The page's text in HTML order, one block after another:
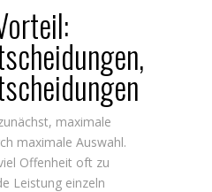
maximale
maximale Auswahl.
Offenheit oft zu
Leistung einzeln